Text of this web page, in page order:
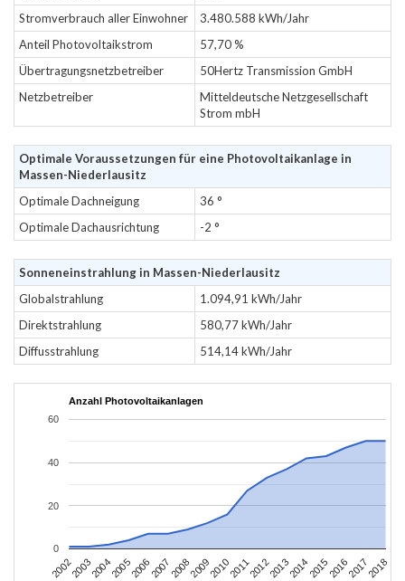
Stromverbrauch aller Einwohner
3.480.588 kWh/Jahr
Anteil Photovoltaikstrom
57,70 %
Übertragungsnetzbetreiber
50Hertz Transmission GmbH
Netzbetreiber
Mitteldeutsche Netzgesellschaft
Strom mbH
Optimale Voraussetzungen für eine Photovoltaikanlage in
Massen-Niederlausitz
Optimale Dachneigung
36 °
Optimale Dachausrichtung
-2 °
Sonneneinstrahlung in Massen-Niederlausitz
Globalstrahlung
1.094,91 kWh/Jahr
Direktstrahlung
580,77 kWh/Jahr
Diffusstrahlung
514,14 kWh/Jahr
Anzahl Photovoltaikanlagen
20022003200420052006200720082009201020112012201320142015201620172018
0
20
40
60